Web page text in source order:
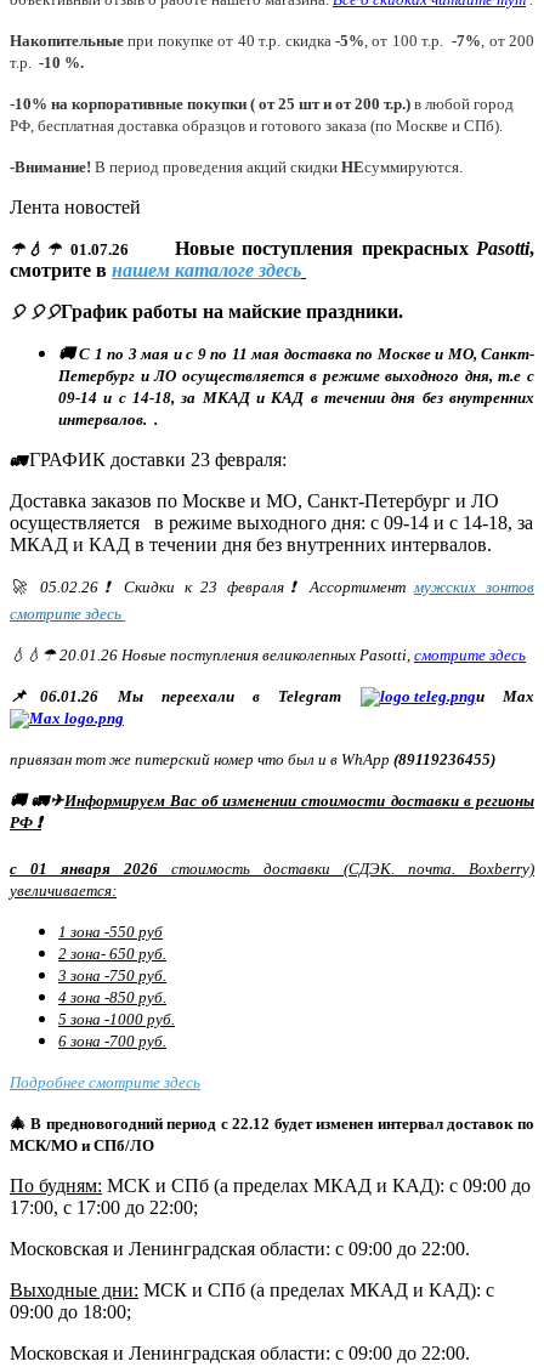
Накопительные при покупке от 40 т.р. скидка -5% , от 100 т.р.-7% , от 200
т.р. -10 %.
-10% на корпоративные покупки ( от 25 шт и от 200 т.р.) в любой город
РФ, бесплатная доставка образцов и готового заказа (по Москве и СПб).
-Внимание! В период проведения акций скидки НЕсуммируются.
Лента новостей
☂💧☂ 01.07.26 Новые поступления прекрасных Pasotti,
смотрите в нашем каталоге здесь
🎈 🎈🎈График работы на майские праздники.
🚚 С 1 по 3 мая и с 9 по 11 мая доставка по Москве и МО, Санкт-
Петербург и ЛО осуществляется в режиме выходного дня, т.е с
09-14 и с 14-18, за МКАД и КАД в течении дня без внутренних
интервалов. .
🚛ГРАФИК доставки 23 февраля:
Доставка заказов по Москве и МО, Санкт-Петербург и ЛО
осуществляется в режиме выходного дня: с 09-14 и с 14-18, за
МКАД и КАД в течении дня без внутренних интервалов.
🚀 05.02.26❗ Скидки к 23 февраля❗ Ассортимент мужских зонтов
смотрите здесь
💧💧☂ 20.01.26 Новые поступления великолепных Pasotti, смотрите здесь
📌06.01.26 Мы переехали в Telegram и Max
привязан тот же питерский номер что был и в WhApp (89119236455)
🚚 🚛✈Информируем Вас об изменении стоимости доставки в регионы
РФ ❗
с 01 января 2026 стоимость доставки (СДЭК. почта. Boxberry)
увеличивается:
1 зона -550 руб
2 зона- 650 руб.
3 зона -750 руб.
4 зона -850 руб.
5 зона -1000 руб.
6 зона -700 руб.
Подробнее смотрите здесь
🎄 В предновогодний период с 22.12 будет изменен интервал доставок по
МСК/МО и СПб/ЛО
По будням: МСК и СПб (а пределах МКАД и КАД): с 09:00 до
17:00, с 17:00 до 22:00;
Московская и Ленинградская области: с 09:00 до 22:00.
Выходные дни: МСК и СПб (а пределах МКАД и КАД): с
09:00 до 18:00;
Московская и Ленинградская области: с 09:00 до 22:00.